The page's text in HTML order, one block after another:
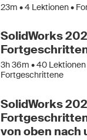
23m •4 Lektionen •
SolidWorks
3h 36m •40 Lektionen
Fortgeschrittene
SolidWorks
von oben nach